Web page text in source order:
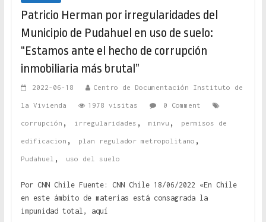
Patricio Herman por irregularidades del
Municipio de Pudahuel en uso de suelo:
“Estamos ante el hecho de corrupción
inmobiliaria más brutal”
2022-06-18 Centro de Documentación Instituto de
la Vivienda 1978 visitas 0 Comment
corrupción , irregularidades , minvu , permisos de
edificacion , plan regulador metropolitano ,
Pudahuel , uso del suelo
Por CNN Chile Fuente: CNN Chile 18/06/2022 «En Chile
en este ámbito de materias está consagrada la
impunidad total, aquí